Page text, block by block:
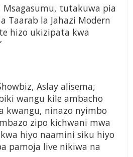
Msagasumu, tutakuwa pia
Taarab la Jahazi Modern
hizo ukizipata kwa
Aslay alisema;
wangu kile ambacho
kwangu, ninazo nyimbo
zipo kichwani mwa
hiyo naamini siku hiyo
pamoja live nikiwa na